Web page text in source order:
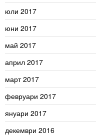
юли 2017
юни 2017
май 2017
април 2017
март 2017
февруари 2017
януари 2017
декември 2016